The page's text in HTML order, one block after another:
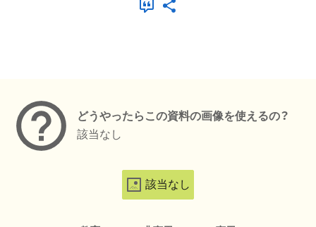
どうやったらこの資料の画像を使えるの？
該当なし
該当なし